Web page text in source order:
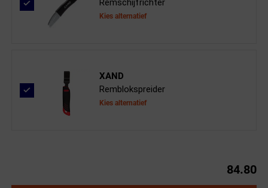
Remschijfrichter
Kies alternatief
XAND
Remblokspreider
Kies alternatief
84.80